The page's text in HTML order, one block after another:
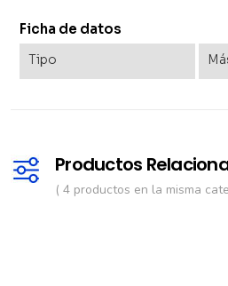
Ficha de datos
Tipo
Productos
( 4 productos en la misma